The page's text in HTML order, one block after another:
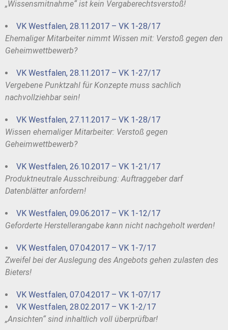
„Wissensmitnahme“ ist kein Vergaberechtsverstoß!
VK Westfalen, 28.11.2017 – VK 1-28/17
Ehemaliger Mitarbeiter nimmt Wissen mit: Verstoß gegen den
Geheimwettbewerb?
VK Westfalen, 28.11.2017 – VK 1-27/17
Vergebene Punktzahl für Konzepte muss sachlich
nachvollziehbar sein!
VK Westfalen, 27.11.2017 – VK 1-28/17
Wissen ehemaliger Mitarbeiter: Verstoß gegen
Geheimwettbewerb?
VK Westfalen, 26.10.2017 – VK 1-21/17
Produktneutrale Ausschreibung: Auftraggeber darf
Datenblätter anfordern!
VK Westfalen, 09.06.2017 – VK 1-12/17
Geforderte Herstellerangabe kann nicht nachgeholt werden!
VK Westfalen, 07.04.2017 – VK 1-7/17
Zweifel bei der Auslegung des Angebots gehen zulasten des
Bieters!
VK Westfalen, 07.04.2017 – VK 1-07/17
VK Westfalen, 28.02.2017 – VK 1-2/17
„Ansichten“ sind inhaltlich voll überprüfbar!